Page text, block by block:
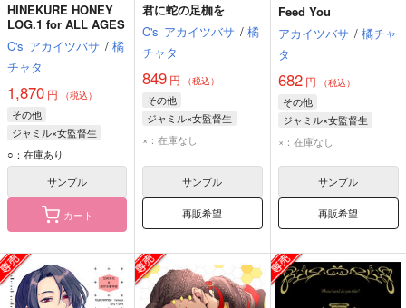
HINEKURE HONEY
LOG.1 for ALL AGES
C's アカイツバサ / 橘
チャタ
1,870 円 （税込）
その他
ジャミル×女監督生
ジャミル・バイパー
女監督生
○：在庫あり
サンプル
カート
君に蛇の足枷を
C's アカイツバサ / 橘
チャタ
849 円 （税込）
その他
ジャミル×女監督生
ジャミル・バイパー
×：在庫なし
サンプル
再販希望
Feed You
アカイツバサ / 橘チャ
タ
682円 （税込）
その他
ジャミル×女監督生
ジャミル・バイパー
×：在庫なし
サンプル
再販希望